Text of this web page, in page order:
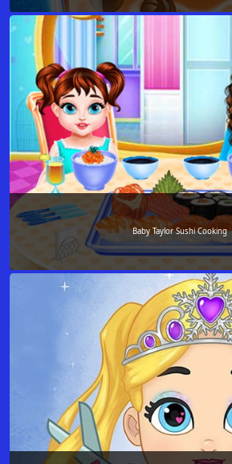
Baby Taylor Sushi Cooking